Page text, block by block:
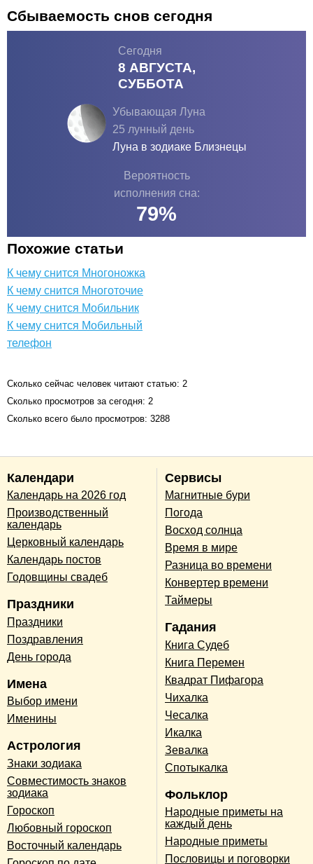
Сбываемость снов сегодня
Сегодня
8 АВГУСТА,
СУББОТА
Убывающая Луна
25 лунный день
Луна в зодиаке Близнецы
Вероятность
исполнения сна:
79%
Похожие статьи
К чему снится Многоножка
К чему снится Многоточие
К чему снится Мобильник
К чему снится Мобильный
телефон
Сколько сейчас человек читают статью: 2
Сколько просмотров за сегодня: 2
Сколько всего было просмотров: 3288
Календари
Календарь на 2026 год
Производственный
календарь
Церковный календарь
Календарь постов
Годовщины свадеб
Праздники
Праздники
Поздравления
День города
Имена
Выбор имени
Именины
Астрология
Знаки зодиака
Совместимость знаков
зодиака
Гороскоп
Любовный гороскоп
Восточный календарь
Сервисы
Магнитные бури
Погода
Восход солнца
Время в мире
Разница во времени
Конвертер времени
Таймеры
Гадания
Книга Судеб
Книга Перемен
Квадрат Пифагора
Чихалка
Чесалка
Икалка
Зевалка
Спотыкалка
Фольклор
Народные приметы на
каждый день
Народные приметы
Пословицы и поговорки